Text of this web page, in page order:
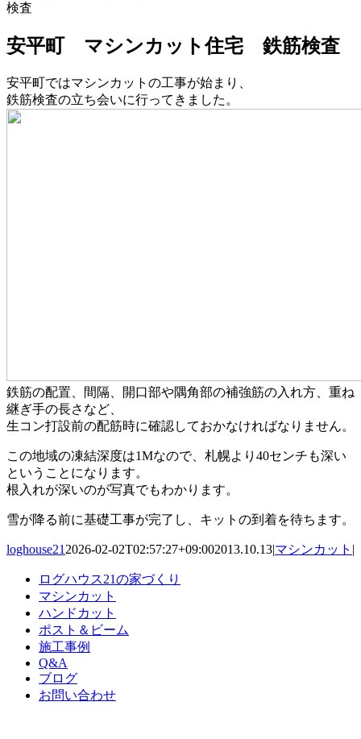
検査
安平町 マシンカット住宅 鉄筋検査
安平町ではマシンカットの工事が始まり、
鉄筋検査の立ち会いに行ってきました。
鉄筋の配置、間隔、開口部や隅角部の補強筋の入れ方、重ね
継ぎ手の長さなど、
生コン打設前の配筋時に確認しておかなければなりません。
この地域の凍結深度は1Mなので、札幌より40センチも深い
ということになります。
根入れが深いのが写真でもわかります。
雪が降る前に基礎工事が完了し、キットの到着を待ちます。
loghouse21 2026-02-02T02:57:27+09:002013.10.13|マシンカット |
ログハウス21の家づくり
マシンカット
ハンドカット
ポスト＆ビーム
施工事例
Q&A
ブログ
お問い合わせ